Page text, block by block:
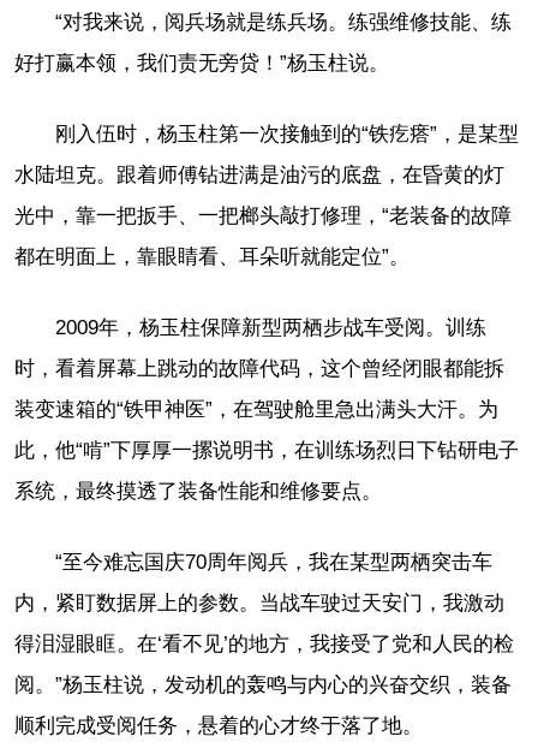
“对我来说，阅兵场就是练兵场。练强维修技能、练
好打赢本领，我们责无旁贷！”杨玉柱说。
刚入伍时，杨玉柱第一次接触到的“铁疙瘩”，是某型
水陆坦克。跟着师傅钻进满是油污的底盘，在昏黄的灯
光中，靠一把扳手、一把榔头敲打修理，“老装备的故障
都在明面上，靠眼睛看、耳朵听就能定位”。
2009年，杨玉柱保障新型两栖步战车受阅。训练
时，看着屏幕上跳动的故障代码，这个曾经闭眼都能拆
装变速箱的“铁甲神医”，在驾驶舱里急出满头大汗。为
此，他“啃”下厚厚一摞说明书，在训练场烈日下钻研电子
系统，最终摸透了装备性能和维修要点。
“至今难忘国庆70周年阅兵，我在某型两栖突击车
内，紧盯数据屏上的参数。当战车驶过天安门，我激动
得泪湿眼眶。在‘看不见’的地方，我接受了党和人民的检
阅。”杨玉柱说，发动机的轰鸣与内心的兴奋交织，装备
顺利完成受阅任务，悬着的心才终于落了地。